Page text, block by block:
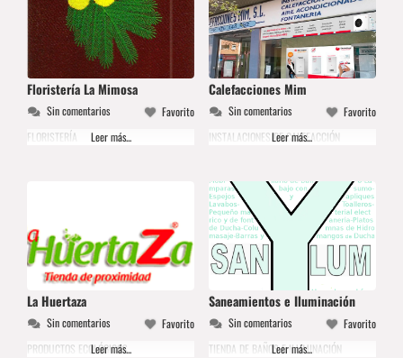
Floristería La Mimosa
Sin comentarios
Favorito
FLORISTERÍA
Leer más...
Calefacciones Mim
Sin comentarios
Favorito
INSTALACIONES DE CALEFACCIÓN
Leer más...
La Huertaza
Sin comentarios
Favorito
PRODUCTOS ECOLÓGICOS
Leer más...
Saneamientos e Iluminación
Sin comentarios
Favorito
TIENDA DE BAÑOS E ILUMINACIÓN
Leer más...